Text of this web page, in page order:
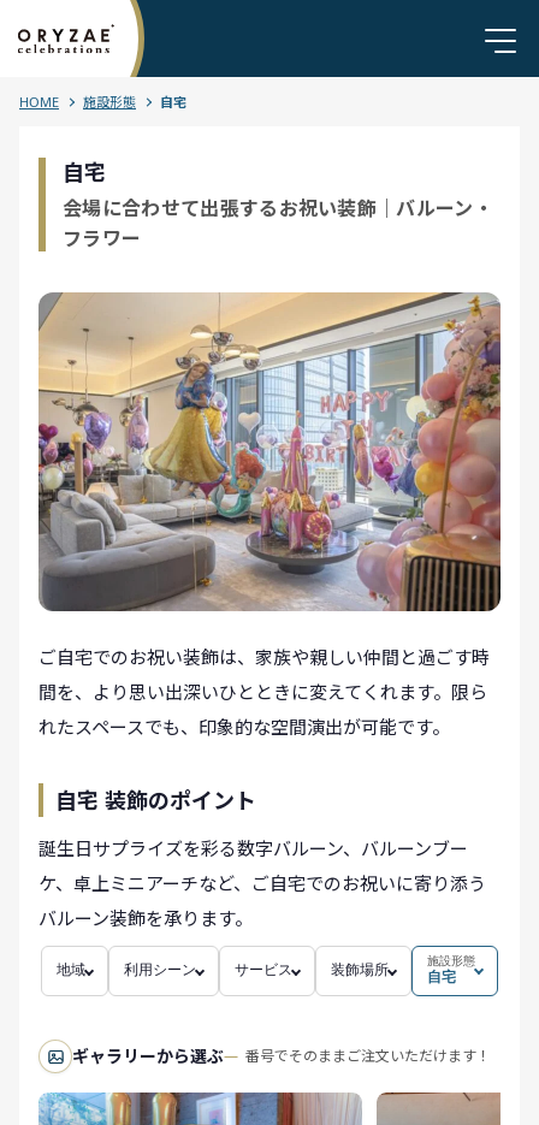
HOME 施設形態 自宅
自宅
会場に合わせて出張するお祝い装飾｜バルーン・
フラワー
ご自宅でのお祝い装飾は、家族や親しい仲間と過ごす時
間を、より思い出深いひとときに変えてくれます。限ら
れたスペースでも、印象的な空間演出が可能です。
自宅 装飾のポイント
誕生日サプライズを彩る数字バルーン、バルーンブー
ケ、卓上ミニアーチなど、ご自宅でのお祝いに寄り添う
バルーン装飾を承ります。
地域 利用シーン サービス 装飾場所
施設形態
自宅
ギャラリーから選ぶ 番号でそのままご注文いただけます！